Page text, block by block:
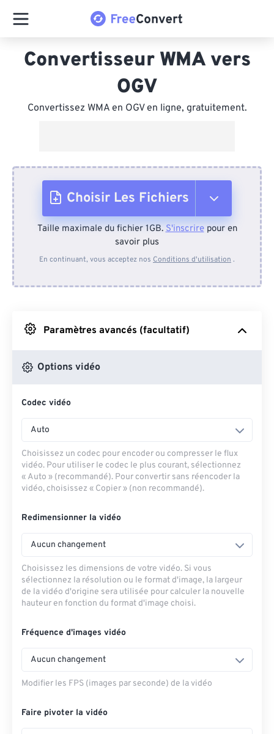
Convertisseur WMA vers
OGV
Convertissez WMA en OGV en ligne, gratuitement.
Choisir Les Fichiers
Depuis l'appareil
Depuis Google Drive
Depuis OneDrive
Taille maximale du fichier 1GB.S'inscrirepour en
savoir plus
En continuant, vous acceptez nos Conditions d'utilisation .
Paramètres avancés (facultatif)
Options vidéo
Codec vidéo
Auto
Choisissez un codec pour encoder ou compresser le flux
vidéo. Pour utiliser le codec le plus courant, sélectionnez
« Auto » (recommandé). Pour convertir sans réencoder la
vidéo, choisissez « Copier » (non recommandé).
Redimensionner la vidéo
Aucun changement
Choisissez les dimensions de votre vidéo. Si vous
sélectionnez la résolution ou le format d'image, la largeur
de la vidéo d'origine sera utilisée pour calculer la nouvelle
hauteur en fonction du format d'image choisi.
Fréquence d'images vidéo
Aucun changement
Modifier les FPS (images par seconde) de la vidéo
Faire pivoter la vidéo